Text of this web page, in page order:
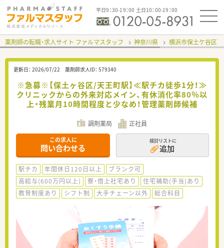
平日9：30-19：00 土日10：00-19：00
薬剤師の転職・求人サイト ファルマスタッフ 神奈川県 横浜市保土ケ谷区
更新日： 2026/07/22 薬剤師求人ID： 579340
※急募※【保土ヶ谷区/天王町駅】≪駅チカ徒歩1分！≫
クリニックからの外来対応メイン、有休消化率80％以
上・残業月10時間程度と少なめ！管理薬剤師候補
調剤薬局 正社員
この求人に
問い合わせる
検討リストに
追加
駅チカ 年間休日120日以上
ブランク可
高給与(600万円以上)
寮・借上社宅あり
住宅補助(手当)あり
教育制度あり
シフト制 大手チェーン以外 総合科目